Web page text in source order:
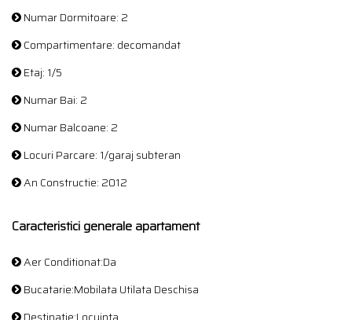
Numar Dormitoare: 2
Compartimentare: decomandat
Etaj: 1/5
Numar Bai: 2
Numar Balcoane: 2
Locuri Parcare: 1/garaj subteran
An Constructie: 2012
Caracteristici generale apartament
Aer Conditionat:Da
Bucatarie:Mobilata Utilata Deschisa